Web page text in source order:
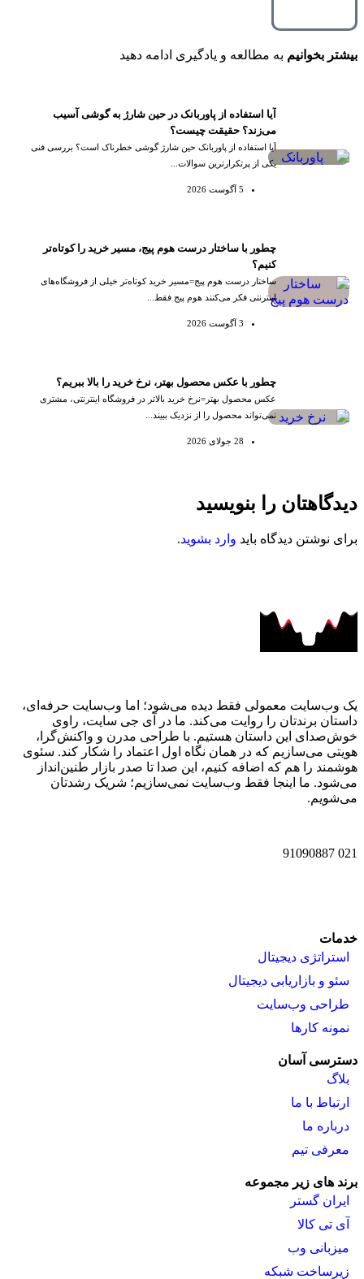
بیشتر بخوانیم به مطالعه و یادگیری ادامه دهید
آیا استفاده از پاوربانک در حین شارژ به گوشی آسیب
می‌زند؟ حقیقت چیست؟
آیا استفاده از پاوربانک حین شارژ گوشی خطرناک است؟ بررسی فنی
یکی از پرتکرارترین سوالات...
5 آگوست 2026
چطور با ساختار درست هوم پیج، مسیر خرید را کوتاه‌تر
کنیم؟
ساختار درست هوم پیج=مسیر خرید کوتاه‌تر خیلی از فروشگاه‌های
اینترنتی فکر می‌کنند هوم پیج فقط...
3 آگوست 2026
چطور با عکس محصول بهتر، نرخ خرید را بالا ببریم؟
عکس محصول بهتر=نرخ خرید بالاتر در فروشگاه اینترنتی، مشتری
نمی‌تواند محصول را از نزدیک ببیند...
28 جولای 2026
دیدگاهتان را بنویسید
برای نوشتن دیدگاه باید وارد بشوید.
یک وب‌سایت معمولی فقط دیده می‌شود؛ اما وب‌سایت حرفه‌ای،
داستان برندتان را روایت می‌کند. ما در آی‌ جی‌ سایت، راوی
خوش‌صدای این داستان هستیم. با طراحی مدرن و واکنش‌گرا،
هویتی می‌سازیم که در همان نگاه اول اعتماد را شکار کند. سئوی
هوشمند را هم که اضافه کنیم، این صدا تا صدر بازار طنین‌انداز
می‌شود. ما اینجا فقط وب‌سایت نمی‌سازیم؛ شریک رشدتان
می‌شویم.
021 91090887
خدمات
استراتژی دیجیتال
سئو و بازاریابی دیجیتال
طراحی وب‌سایت
نمونه کارها
دسترسی آسان
بلاگ
ارتباط با ما
درباره ما
معرفی تیم
برند های زیر مجموعه
ایران گستر
آی تی کالا
میزبانی وب
زیرساخت شبکه